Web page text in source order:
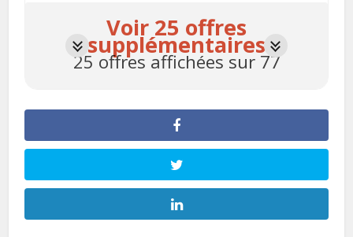
Voir 25 offres
supplémentaires
25 offres affichées sur 77